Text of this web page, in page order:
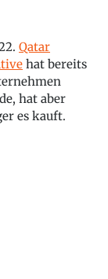
Qatar
hat bereits
hat aber
es kauft.